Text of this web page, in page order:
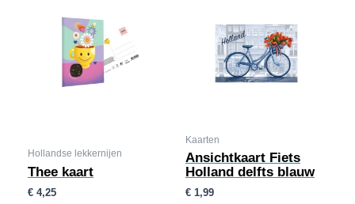
Hollandse lekkernijen
Thee kaart
€ 4,25
Kaarten
Ansichtkaart Fiets
Holland delfts blauw
€ 1,99